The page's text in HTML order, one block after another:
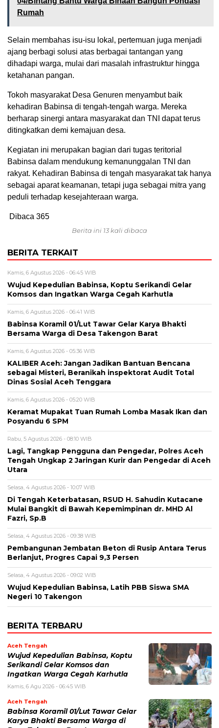
Rumah
Selain membahas isu-isu lokal, pertemuan juga menjadi
ajang berbagi solusi atas berbagai tantangan yang
dihadapi warga, mulai dari masalah infrastruktur hingga
ketahanan pangan.
Tokoh masyarakat Desa Genuren menyambut baik
kehadiran Babinsa di tengah-tengah warga. Mereka
berharap sinergi antara masyarakat dan TNI dapat terus
ditingkatkan demi kemajuan desa.
Kegiatan ini merupakan bagian dari tugas teritorial
Babinsa dalam mendukung kemanunggalan TNI dan
rakyat. Kehadiran Babinsa di tengah masyarakat tak hanya
sebagai aparat keamanan, tetapi juga sebagai mitra yang
peduli terhadap kesejahteraan warga.
Dibaca 365
Berita ini 13 kali dibaca
BERITA TERKAIT
Kamis, 6 Agustus 2026 - 06:45 WIB
‎Wujud Kepedulian Babinsa, Koptu Serikandi Gelar
Komsos dan Ingatkan Warga Cegah Karhutla ‎
Kamis, 6 Agustus 2026 - 06:41 WIB
‎Babinsa Koramil 01/Lut Tawar Gelar Karya Bhakti
Bersama Warga di Desa Takengon Barat
Kamis, 6 Agustus 2026 - 05:36 WIB
KALIBER Aceh: Jangan Jadikan Bantuan Bencana
sebagai Misteri, Beranikah inspektorat Audit Total
Dinas Sosial Aceh Tenggara
Kamis, 6 Agustus 2026 - 05:20 WIB
Keramat Mupakat Tuan Rumah Lomba Masak Ikan dan
Posyandu 6 SPM
Rabu, 5 Agustus 2026 - 08:10 WIB
Lagi, Tangkap Pengguna dan Pengedar, Polres Aceh
Tengah Ungkap 2 Jaringan Kurir dan Pengedar di Aceh
Utara
Selasa, 4 Agustus 2026 - 10:07 WIB
Di Tengah Keterbatasan, RSUD H. Sahudin Kutacane
Mulai Bangkit di Bawah Kepemimpinan dr. MHD Al
Fazri, Sp.B
Selasa, 4 Agustus 2026 - 09:38 WIB
‎Pembangunan Jembatan Beton di Rusip Antara Terus
Berlanjut, Progres Capai 9,3 Persen
Selasa, 4 Agustus 2026 - 09:02 WIB
Wujud Kepedulian Babinsa, Latih PBB Siswa SMA
Negeri 10 Takengon
BERITA TERBARU
Aceh Tengah
‎Wujud Kepedulian Babinsa, Koptu
Serikandi Gelar Komsos dan
Ingatkan Warga Cegah Karhutla ‎
Kamis, 6 Agu 2026 - 06:45 WIB
Aceh Tengah
‎Babinsa Koramil 01/Lut Tawar Gelar
Karya Bhakti Bersama Warga di